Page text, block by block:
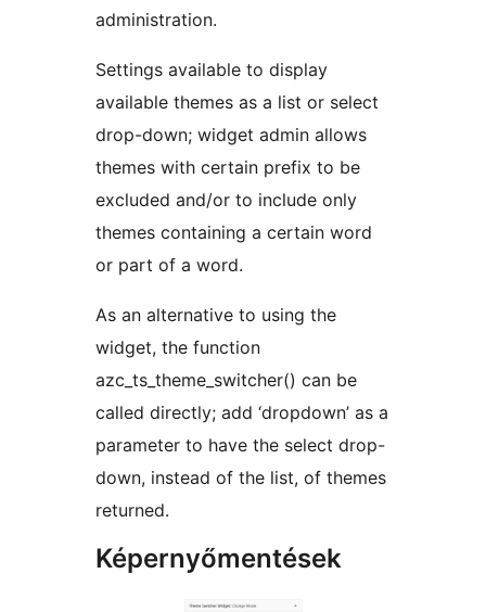
administration.
Settings available to display
available themes as a list or select
drop-down; widget admin allows
themes with certain prefix to be
excluded and/or to include only
themes containing a certain word
or part of a word.
As an alternative to using the
widget, the function
azc_ts_theme_switcher() can be
called directly; add ‘dropdown’ as a
parameter to have the select drop-
down, instead of the list, of themes
returned.
Képernyőmentések